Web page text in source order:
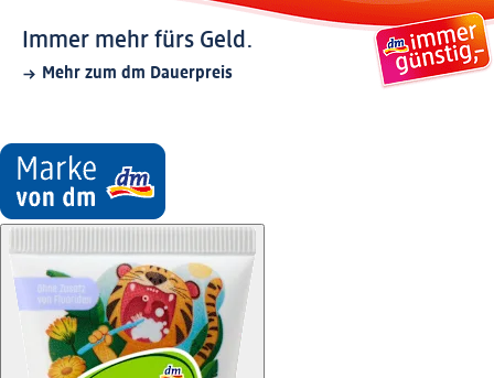
Immer mehr fürs Geld.
Mehr zum dm Dauerpreis